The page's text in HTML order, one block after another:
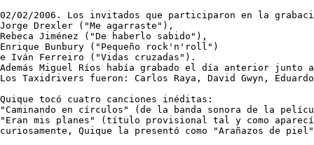
02/02/2006. Los invitados que participaron en la
Jorge Drexler ("Me agarraste"),
Rebeca Jiménez ("De haberlo sabido"),
Enrique Bunbury ("Pequeño rock'n'roll")
e Iván Ferreiro ("Vidas cruzadas").
Además Miguel Ríos había grabado el día anterior
Los Taxidrivers fueron: Carlos Raya, David Gwyn,
Quique tocó cuatro canciones inéditas:
"Caminando en círculos" (de la banda sonora de la
"Eran mis planes" (título provisional tal y como
curiosamente, Quique la presentó como "Arañazos de